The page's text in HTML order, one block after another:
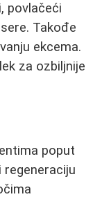
povlačeći
Takođe
ekcema.
za ozbiljnije
poput
regeneraciju